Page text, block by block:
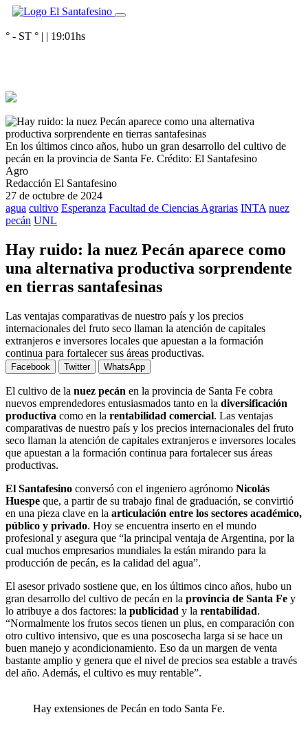
° - ST ° | | 19:01hs
En los últimos cinco años, hubo un gran desarrollo del cultivo de
pecán en la provincia de Santa Fe. Crédito: El Santafesino
Agro
Redacción El Santafesino
27 de octubre de 2024
agua cultivo Esperanza Facultad de Ciencias Agrarias INTA nuez
pecán UNL
Hay ruido: la nuez Pecán aparece como
una alternativa productiva sorprendente
en tierras santafesinas
Las ventajas comparativas de nuestro país y los precios
internacionales del fruto seco llaman la atención de capitales
extranjeros e inversores locales que apuestan a la formación
continua para fortalecer sus áreas productivas.
Facebook Twitter WhatsApp
El cultivo de la nuez pecán en la provincia de Santa Fe cobra
nuevos emprendedores entusiasmados tanto en la diversificación
productiva como en la rentabilidad comercial. Las ventajas
comparativas de nuestro país y los precios internacionales del fruto
seco llaman la atención de capitales extranjeros e inversores locales
que apuestan a la formación continua para fortalecer sus áreas
productivas.
El Santafesino conversó con el ingeniero agrónomo Nicolás
Huespe que, a partir de su trabajo final de graduación, se convirtió
en una pieza clave en la articulación entre los sectores académico,
público y privado. Hoy se encuentra inserto en el mundo
profesional y asegura que “la principal ventaja de Argentina, por la
cual muchos empresarios mundiales la están mirando para la
producción de pecán, es la calidad del agua”.
El asesor privado sostiene que, en los últimos cinco años, hubo un
gran desarrollo del cultivo de pecán en la provincia de Santa Fe y
lo atribuye a dos factores: la publicidad y la rentabilidad.
“Normalmente los frutos secos tienen un plus, en comparación con
otro cultivo intensivo, que es una poscosecha larga si se hace un
buen manejo y acondicionamiento. Eso da un margen de venta
bastante amplio y genera que el nivel de precios sea estable a través
del año. Además, el cultivo es muy rentable”.
Hay extensiones de Pecán en todo Santa Fe.